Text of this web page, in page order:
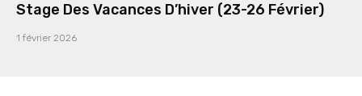
Stage Des Vacances D’hiver (23-26 Février)
1 février 2026